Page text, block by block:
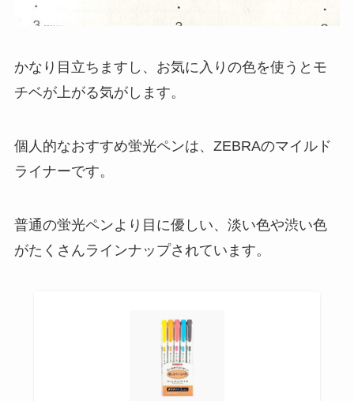
かなり目立ちますし、お気に入りの色を使うとモ
チベが上がる気がします。
個人的なおすすめ蛍光ペンは、ZEBRAのマイルド
ライナーです。
普通の蛍光ペンより目に優しい、淡い色や渋い色
がたくさんラインナップされています。